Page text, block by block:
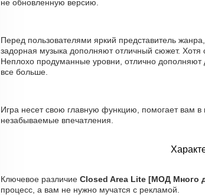
не обновленную версию.
Перед пользователями яркий представитель
задорная музыка дополняют отличный сюжет. Хотя
Неплохо продуманные уровни, отлично дополняют
все больше.
Игра несет свою главную функцию, помогает вам
незабываемые впечатления.
Ключевое различие Closed Area Lite [МОД Много
процесс, а вам не нужно мучатся с рекламой.